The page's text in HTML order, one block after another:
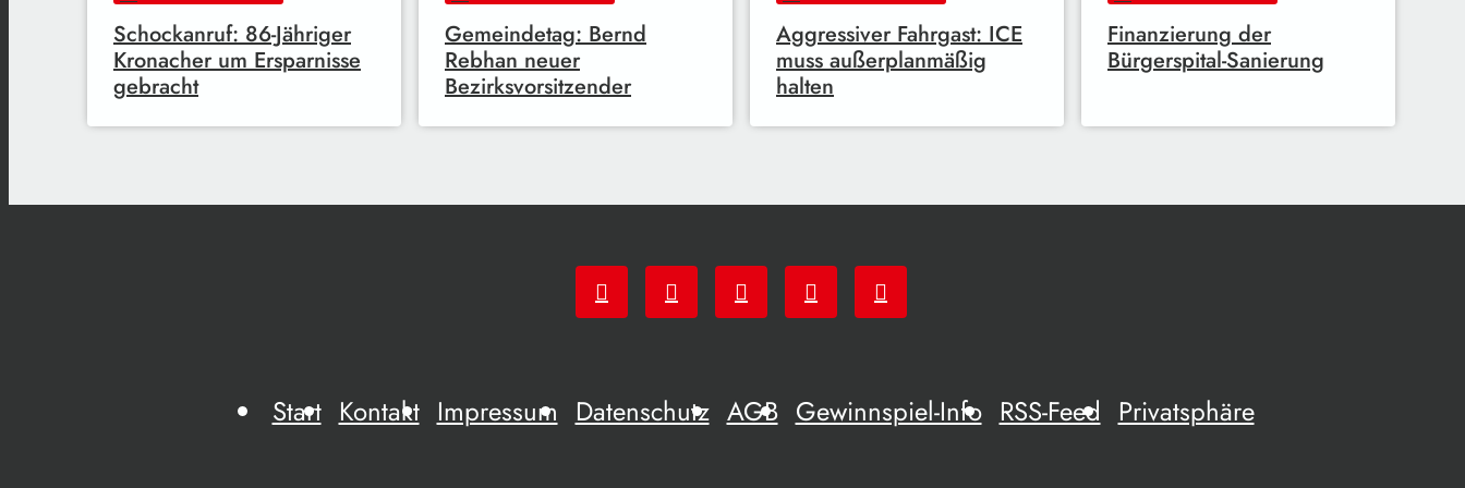
Schockanruf: 86-Jähriger
Kronacher um Ersparnisse
gebracht
Gemeindetag: Bernd
Rebhan neuer
Bezirksvorsitzender
Aggressiver Fahrgast: ICE
muss außerplanmäßig
halten
Finanzierung der
Bürgerspital-Sanierung
Start Kontakt Impressum Datenschutz AGB Gewinnspiel-Info RSS-Feed Privatsphäre